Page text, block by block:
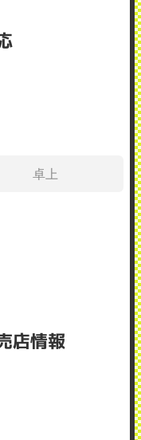
卓上
店情報